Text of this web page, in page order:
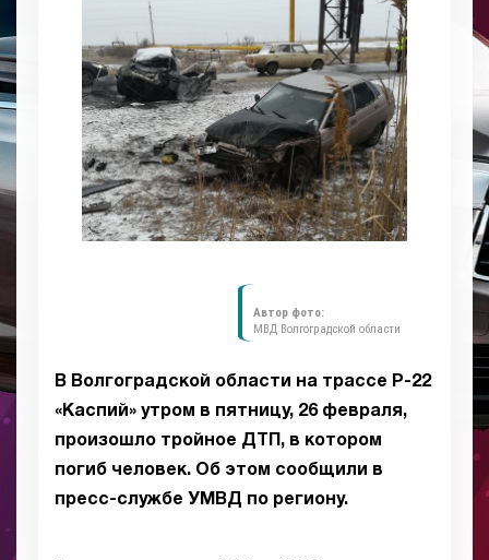
Автор фото:
МВД Волгоградской области
В Волгоградской области на трассе Р-22
«Каспий» утром в пятницу, 26 февраля,
произошло тройное ДТП, в котором
погиб человек. Об этом сообщили в
пресс-службе УМВД по региону.